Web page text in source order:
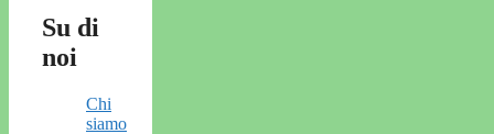
Su di
noi
Chi
siamo